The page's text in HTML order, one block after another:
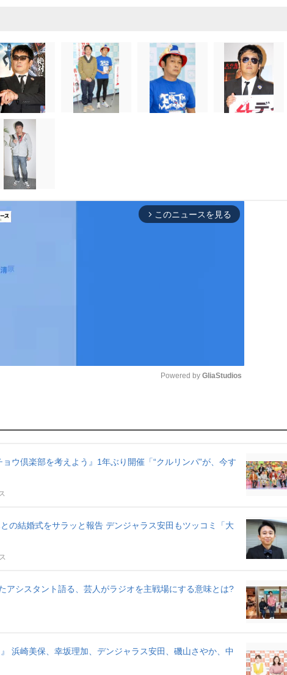
arrow_forward_ios このニュースを見る
u
e
Powered by GliaStudios
ョウ倶楽部を考えよう』1年ぶり開催「“クルリンパ”が、今す
の結婚式をサラッと報告 デンジャラス安田もツッコミ「大
アシスタント語る、芸人がラジオを主戦場にする意味とは?
浜崎美保、幸坂理加、デンジャラス安田、磯山さやか、中